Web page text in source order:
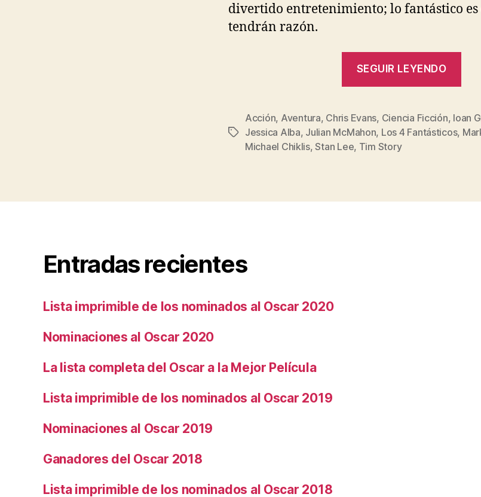
divertido entretenimiento; lo fantástico es
tendrán razón.
SEGUIR LEYENDO
Etiquetas
Acción, Aventura, Chris Evans, Ciencia Ficción, Ioan
Jessica Alba, Julian McMahon, Los 4 Fantásticos,
Michael Chiklis,Stan Lee, Tim Story
Entradas recientes
Lista imprimible de los nominados al Oscar 2020
Nominaciones al Oscar 2020
La lista completa del Oscar a la Mejor Película
Lista imprimible de los nominados al Oscar 2019
Nominaciones al Oscar 2019
Ganadores del Oscar 2018
Lista imprimible de los nominados al Oscar 2018